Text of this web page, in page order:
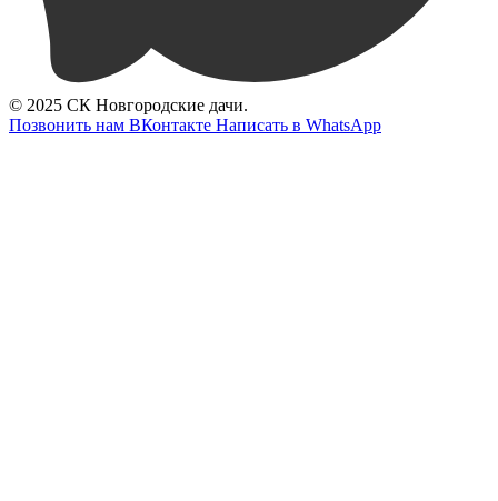
© 2025 СК Новгородские дачи.
Позвонить нам ВКонтакте Написать в WhatsApp